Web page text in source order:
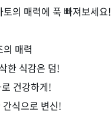
의 매력에 푹 빠져보세요!
매력
한 식감은 덤!
건강하게!
식으로 변신!